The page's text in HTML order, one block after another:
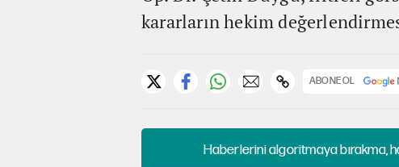
kararların hekim
ABONE OL
Haberlerini algoritmaya bırakma,